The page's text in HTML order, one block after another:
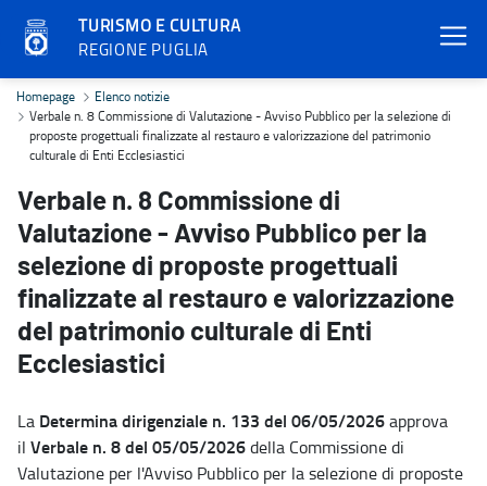
TURISMO E CULTURA
REGIONE PUGLIA
Verbale n. 8 Commissione di Valutazione - Avviso Pubblico per
Homepage
Elenco notizie
Verbale n. 8 Commissione di Valutazione - Avviso Pubblico per la selezione di
proposte progettuali finalizzate al restauro e valorizzazione del patrimonio
culturale di Enti Ecclesiastici
Verbale n. 8 Commissione di
Valutazione - Avviso Pubblico per la
selezione di proposte progettuali
finalizzate al restauro e valorizzazione
del patrimonio culturale di Enti
Ecclesiastici
La Determina dirigenziale n. 133 del 06/05/2026approva
il Verbale n. 8 del 05/05/2026della Commissione di
Valutazione per l'Avviso Pubblico per la selezione di proposte